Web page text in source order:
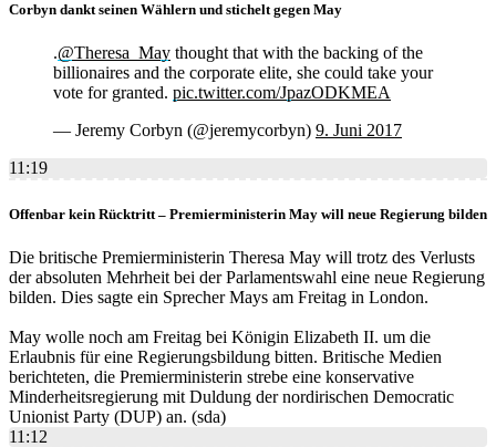
Corbyn dankt seinen Wählern und stichelt gegen May
.@Theresa_May thought that with the backing of the
billionaires and the corporate elite, she could take your
vote for granted. pic.twitter.com/JpazODKMEA
— Jeremy Corbyn (@jeremycorbyn) 9. Juni 2017
11:19
Offenbar kein Rücktritt – Premierministerin May will neue Regierung bilden
Die britische Premierministerin Theresa May will trotz des Verlusts
der absoluten Mehrheit bei der Parlamentswahl eine neue Regierung
bilden. Dies sagte ein Sprecher Mays am Freitag in London.
May wolle noch am Freitag bei Königin Elizabeth II. um die
Erlaubnis für eine Regierungsbildung bitten. Britische Medien
berichteten, die Premierministerin strebe eine konservative
Minderheitsregierung mit Duldung der nordirischen Democratic
Unionist Party (DUP) an. (sda)
11:12